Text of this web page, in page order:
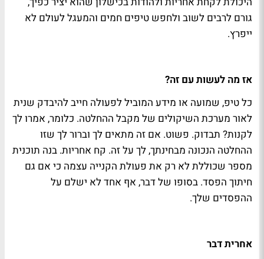
גורם לרבים לשוב ולחפש טיפים חמים והמעגל לעולם לא
ייפרץ.
אז מה לעשות עם זה?
כל טיפ, שמועה או מידע המוביל לפעולה חייב להיבדק שנית
לאור מערכת השיקולים של מקבל ההחלטה. כלומר, אמרו לך
לקנות? תבדוק. פשוט. אם זה מתאים לך וברור לך שזו
ההחלטה הנכונה מבחינתך, לך על זה. קח אחריות. בנה תוכנית
מספר שכוללת לא רק את פעולת הקנייה עצמה כי אם גם
חיתוך הפסד. בסופו של דבר, אף אחד לא ישלם על
ההפסדים שלך.
אחרית דבר